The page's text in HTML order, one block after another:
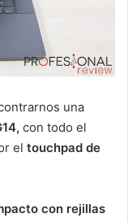
una
con todo el
el touchpad de
con rejillas